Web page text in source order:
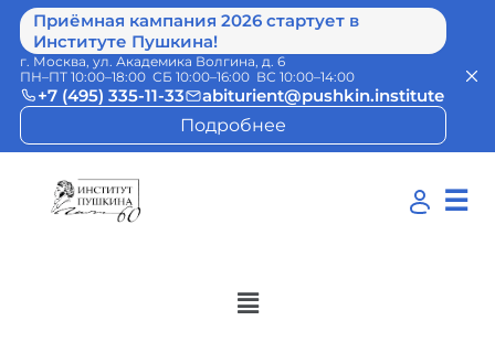
Приёмная кампания 2026 стартует в
Институте Пушкина!
г. Москва, ул. Академика Волгина, д. 6
ПН–ПТ 10:00–18:00 СБ 10:00–16:00 ВС 10:00–14:00
+7 (495) 335-11-33
abiturient@pushkin.institute
Подробнее
☰